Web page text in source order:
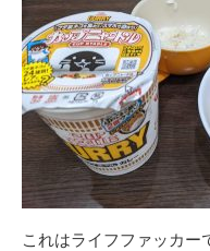
これはライフファッカー